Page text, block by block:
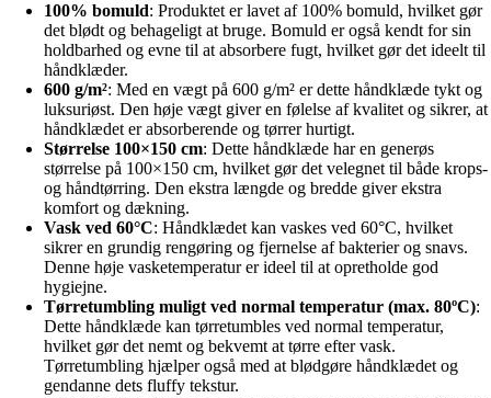
100% bomuld: Produktet er lavet af 100% bomuld, hvilket gør
det blødt og behageligt at bruge. Bomuld er også kendt for sin
holdbarhed og evne til at absorbere fugt, hvilket gør det ideelt til
håndklæder.
600 g/m²: Med en vægt på 600 g/m² er dette håndklæde tykt og
luksuriøst. Den høje vægt giver en følelse af kvalitet og sikrer, at
håndklædet er absorberende og tørrer hurtigt.
Størrelse 100×150 cm: Dette håndklæde har en generøs
størrelse på 100×150 cm, hvilket gør det velegnet til både krops-
og håndtørring. Den ekstra længde og bredde giver ekstra
komfort og dækning.
Vask ved 60°C: Håndklædet kan vaskes ved 60°C, hvilket
sikrer en grundig rengøring og fjernelse af bakterier og snavs.
Denne høje vasketemperatur er ideel til at opretholde god
hygiejne.
Tørretumbling muligt ved normal temperatur (max. 80ºC):
Dette håndklæde kan tørretumbles ved normal temperatur,
hvilket gør det nemt og bekvemt at tørre efter vask.
Tørretumbling hjælper også med at blødgøre håndklædet og
gendanne dets fluffy tekstur.